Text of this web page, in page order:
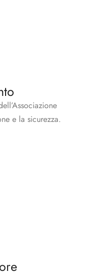
e la sicurezza.